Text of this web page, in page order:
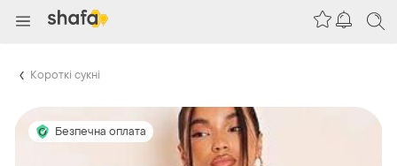
Короткі сукні
Безпечна оплата